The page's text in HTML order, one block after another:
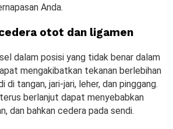
Anda.
otot dan ligamen
dalam posisi yang tidak benar dalam
mengakibatkan tekanan berlebihan
di tangan, jari-jari, leher, dan pinggang.
berlanjut dapat menyebabkan
dan bahkan cedera pada sendi.